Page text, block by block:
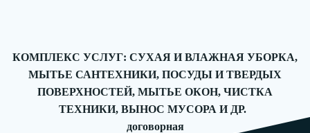
КОМПЛЕКС УСЛУГ: СУХАЯ И ВЛАЖНАЯ УБОРКА,
МЫТЬЕ САНТЕХНИКИ, ПОСУДЫ И ТВЕРДЫХ
ПОВЕРХНОСТЕЙ, МЫТЬЕ ОКОН, ЧИСТКА
ТЕХНИКИ, ВЫНОС МУСОРА И ДР.
договорная